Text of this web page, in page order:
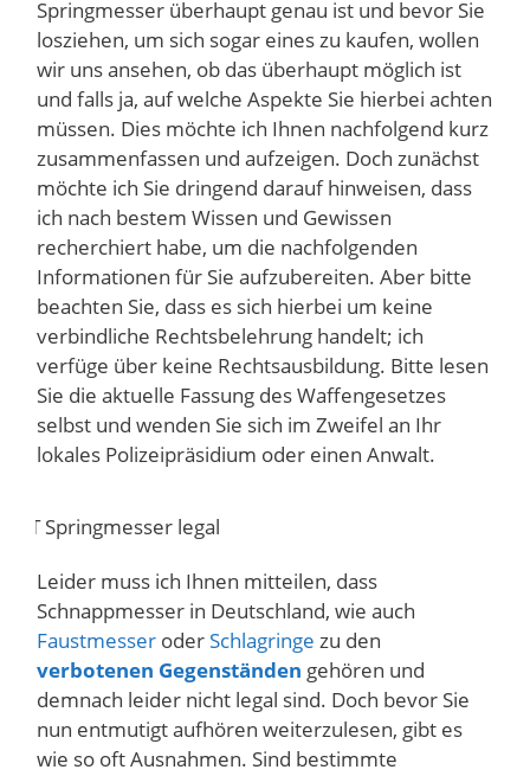
Springmesser überhaupt genau ist und bevor Sie
losziehen, um sich sogar eines zu kaufen, wollen
wir uns ansehen, ob das überhaupt möglich ist
und falls ja, auf welche Aspekte Sie hierbei achten
müssen. Dies möchte ich Ihnen nachfolgend kurz
zusammenfassen und aufzeigen. Doch zunächst
möchte ich Sie dringend darauf hinweisen, dass
ich nach bestem Wissen und Gewissen
recherchiert habe, um die nachfolgenden
Informationen für Sie aufzubereiten. Aber bitte
beachten Sie, dass es sich hierbei um keine
verbindliche Rechtsbelehrung handelt; ich
verfüge über keine Rechtsausbildung. Bitte lesen
Sie die aktuelle Fassung des Waffengesetzes
selbst und wenden Sie sich im Zweifel an Ihr
lokales Polizeipräsidium oder einen Anwalt.
Leider muss ich Ihnen mitteilen, dass
Schnappmesser in Deutschland, wie auch
Faustmesser oderSchlagringe zu den
verbotenen Gegenständen gehören und
demnach leider nicht legal sind. Doch bevor Sie
nun entmutigt aufhören weiterzulesen, gibt es
wie so oft Ausnahmen. Sind bestimmte